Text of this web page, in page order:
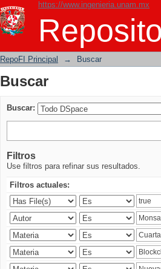
https://www.ingenieria.unam.mx
Buscar
RepoFI Principal → Buscar
Buscar
Buscar:
Filtros
Use filtros para refinar sus resultados.
Filtros actuales: